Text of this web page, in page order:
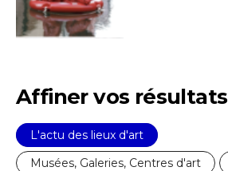
Affiner vos résultats
L'actu des lieux d'art
Musées, Galeries, Centres d'art